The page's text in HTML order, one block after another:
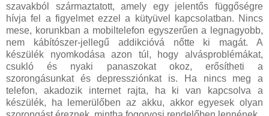
szavakból származtatott, amely egy jelentős függőségre
hívja fel a figyelmet ezzel a kütyüvel kapcsolatban. Nincs
mese, korunkban a mobiltelefon egyszerűen a legnagyobb,
nem kábítószer-jellegű addikcióvá nőtte ki magát. A
készülék nyomkodása azon túl, hogy alvásproblémákat,
csukló és nyaki panaszokat okoz, erősítheti a
szorongásunkat és depressziónkat is. Ha nincs meg a
telefon, akadozik internet rajta, ha ki van kapcsolva a
készülék, ha lemerülőben az akku, akkor egyesek olyan